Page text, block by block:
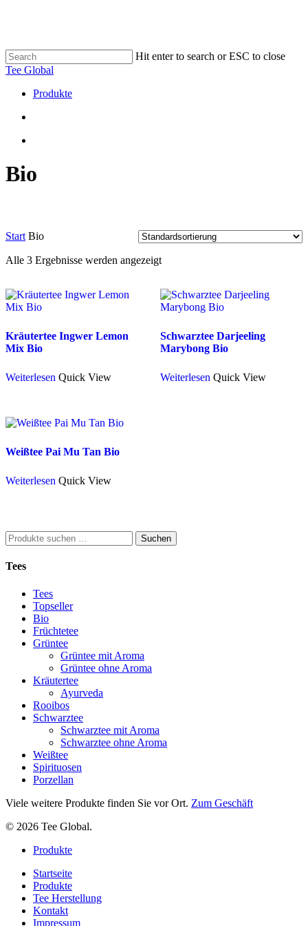
content
Hit enter to search or ESC to close
Close
Tee Global
search
Menu
Produkte
Bio
Alle 3 Ergebnisse werden angezeigt
Start Bio
Kräutertee Ingwer Lemon
Mix Bio
Weiterlesen Quick View
Schwarztee Darjeeling
Marybong Bio
Weiterlesen Quick View
Weißtee Pai Mu Tan Bio
Weiterlesen Quick View
Suchen
nach:
Suchen
Tees
Tees
Topseller
Bio
Früchtetee
Grüntee
Grüntee mit Aroma
Grüntee ohne Aroma
Kräutertee
Ayurveda
Rooibos
Schwarztee
Schwarztee mit Aroma
Schwarztee ohne Aroma
Weißtee
Spirituosen
Porzellan
Viele weitere Produkte finden Sie vor Ort. Zum Geschäft
© 2026 Tee Global.
Close
Produkte
Startseite
Produkte
Tee Herstellung
Kontakt
Impressum